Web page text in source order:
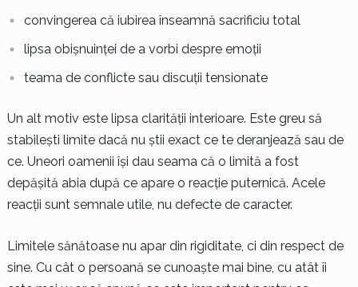
convingerea că iubirea înseamnă sacrificiu total
lipsa obișnuinței de a vorbi despre emoții
teama de conflicte sau discuții tensionate
Un alt motiv este lipsa clarității interioare. Este greu să
stabilești limite dacă nu știi exact ce te deranjează sau de
ce. Uneori oamenii își dau seama că o limită a fost
depășită abia după ce apare o reacție puternică. Acele
reacții sunt semnale utile, nu defecte de caracter.
Limitele sănătoase nu apar din rigiditate, ci din respect de
sine. Cu cât o persoană se cunoaște mai bine, cu atât îi